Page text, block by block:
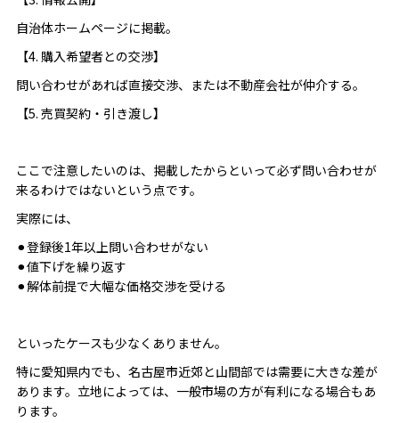
自治体ホームページに掲載。
【4. 購入希望者との交渉】
問い合わせがあれば直接交渉、または不動産会社が仲介する。
【5. 売買契約・引き渡し】
ここで注意したいのは、掲載したからといって必ず問い合わせが
来るわけではないという点です。
実際には、
⚫︎登録後1年以上問い合わせがない
⚫︎値下げを繰り返す
⚫︎解体前提で大幅な価格交渉を受ける
といったケースも少なくありません。
特に愛知県内でも、名古屋市近郊と山間部では需要に大きな差が
あります。立地によっては、一般市場の方が有利になる場合もあ
ります。